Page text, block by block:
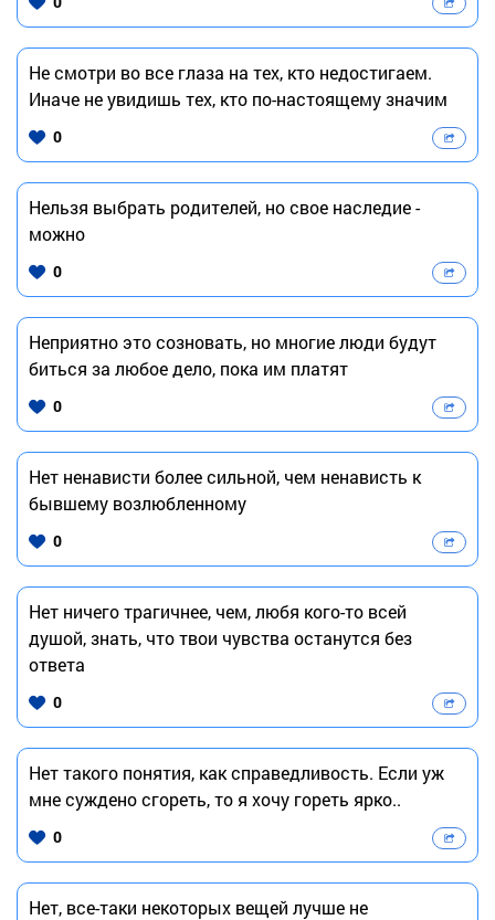
Не смотри во все глаза на тех, кто недостигаем.
Иначе не увидишь тех, кто по-настоящему значим
0
Нельзя выбрать родителей, но свое наследие -
можно
0
Неприятно это созновать, но многие люди будут
биться за любое дело, пока им платят
0
Нет ненависти более сильной, чем ненависть к
бывшему возлюбленному
0
Нет ничего трагичнее, чем, любя кого-то всей
душой, знать, что твои чувства останутся без
ответа
0
Нет такого понятия, как справедливость. Если уж
мне суждено сгореть, то я хочу гореть ярко..
0
Нет, все-таки некоторых вещей лучше не